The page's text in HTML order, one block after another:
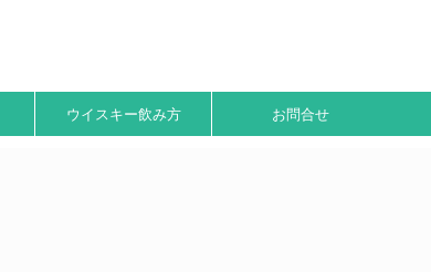
ウイスキー飲み方 お問合せ